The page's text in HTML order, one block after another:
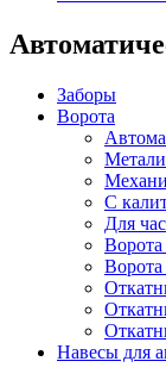
Заборы
Ворота
С
Для
Ворота
Ворота
Навесы для